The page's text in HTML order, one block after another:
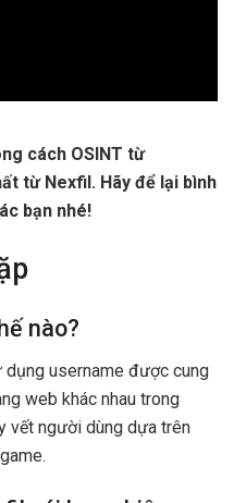
cách OSINT từ
từ Nexfil. Hãy để lại bình
bạn nhé!
nào?
username được cung
web khác nhau trong
vết người dùng dựa trên